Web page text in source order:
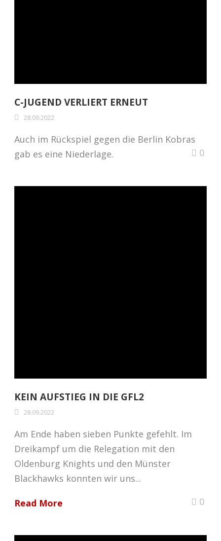
C-JUGEND VERLIERT ERNEUT
28.09.2022
Auch im Rückspiel gegen die Berlin Kobras
gab es eine Niederlage.
0
KEIN AUFSTIEG IN DIE GFL2
28.09.2022
Am Ende haben sieben Punkte gefehlt. Im
Dreikampf um die Relegation mit den
Oldenburg Knights und den Münster
Blackhawks konnten wir uns...
Read More 0